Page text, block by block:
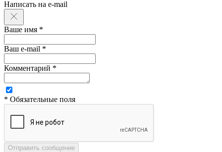
Написать на e-mail
Ваше имя *
Ваш e-mail *
Комментарий *
* Обязательные поля